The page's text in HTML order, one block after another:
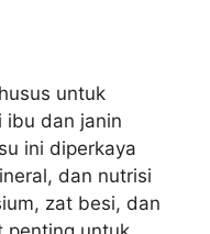
untuk
ibu dan janin
ini diperkaya
dan nutrisi
zat besi, dan